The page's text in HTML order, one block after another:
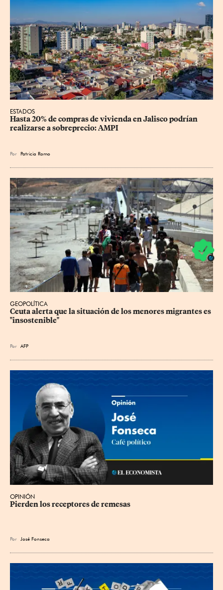
ESTADOS
Hasta 20% de compras de vivienda en Jalisco podrían
realizarse a sobreprecio: AMPI
Por Patricia Romo
GEOPOLÍTICA
Ceuta alerta que la situación de los menores migrantes es
"insostenible"
Por AFP
OPINIÓN
Pierden los receptores de remesas
Por José Fonseca